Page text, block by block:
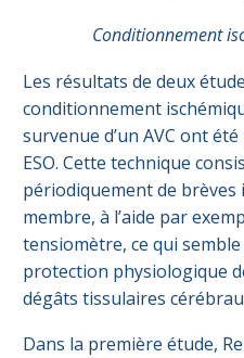
Conditionnement
Les résultats de deux
conditionnement
survenue d’un AVC ont
ESO. Cette technique
périodiquement de brèves
membre, à l’aide par
tensiomètre, ce qui
protection physiologique
dégâts tissulaires
Dans la première étude,